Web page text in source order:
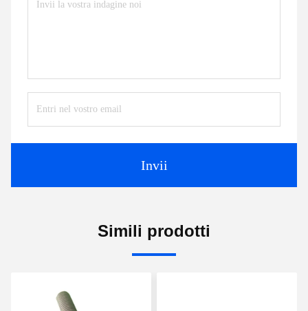
Invii
Simili prodotti